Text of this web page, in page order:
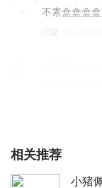
不素盒盒盒
回复
相关推荐
小猪